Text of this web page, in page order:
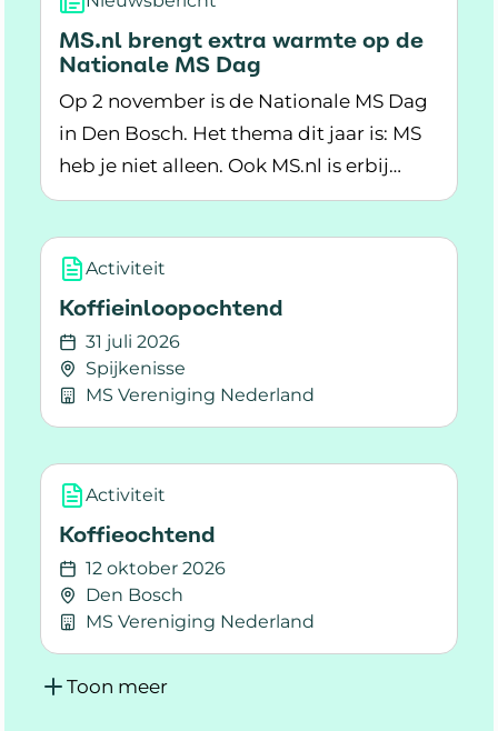
MS.nl brengt extra warmte op de
Nationale MS Dag
Op 2 november is de Nationale MS Dag
in Den Bosch. Het thema dit jaar is: MS
heb je niet alleen. Ook MS.nl is erbij
tijdens deze dag. In onze wensboom
voor iemand die leeft met MS. Ook
brengen we mensen wat extra warmte
tijdens de Nationale MS Dag met een
speciale winactie.
Lees meer over MS.nl brengt extra warmte op
Activiteit
Koffieinloopochtend
31 juli 2026
Spijkenisse
MS Vereniging Nederland
Lees meer over Koffieinloopochtend
Activiteit
Koffieochtend
12 oktober 2026
Den Bosch
MS Vereniging Nederland
Lees meer over Koffieochtend
Toon meer